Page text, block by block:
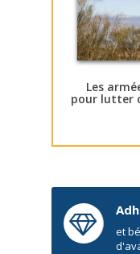
Les
pour lutter
et